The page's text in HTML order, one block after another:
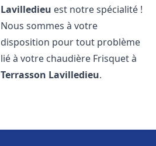
Lavilledieu est notre spécialité !
Nous sommes à votre
disposition pour tout problème
lié à votre chaudière Frisquet à
Terrasson Lavilledieu.